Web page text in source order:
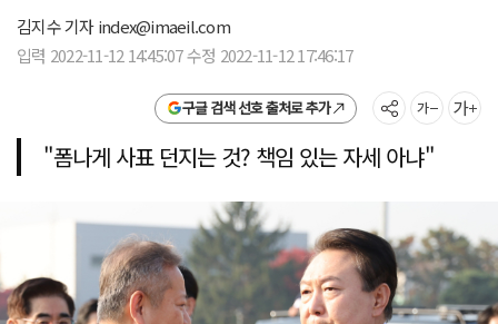
김지수 기자index@imaeil.com
입력 2022-11-12 14:45:07 수정 2022-11-12 17:46:17
구글 검색 선호 출처로 추가
"폼나게 사표 던지는 것? 책임 있는 자세 아냐"